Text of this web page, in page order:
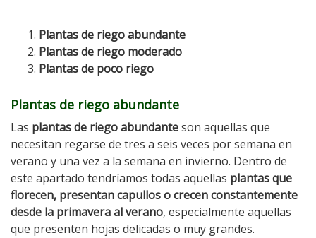
Plantas de riego abundante
Plantas de riego moderado
Plantas de poco riego
Plantas de riego abundante
Las plantas de riego abundanteson aquellas que
necesitan regarse de tres a seis veces por semana en
verano y una vez a la semana en invierno. Dentro de
este apartado tendríamos todas aquellas plantas que
florecen, presentan capullos o crecen constantemente
desde la primavera al verano, especialmente aquellas
que presenten hojas delicadas o muy grandes.